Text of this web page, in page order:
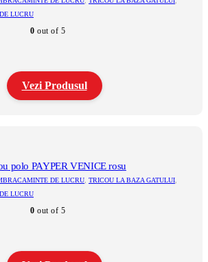
LUCRU
0 out of 5
Vezi Produsul
polo PAYPER VENICE rosu
DE LUCRU, TRICOU LA BAZA GATULUI,
LUCRU
0 out of 5